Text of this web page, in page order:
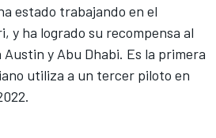
estado trabajando en el
y ha logrado su recompensa al
Austin y Abu Dhabi. Es la primera
utiliza a un tercer piloto en